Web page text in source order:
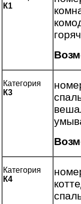
К1
Категория
К3
Категория
К4